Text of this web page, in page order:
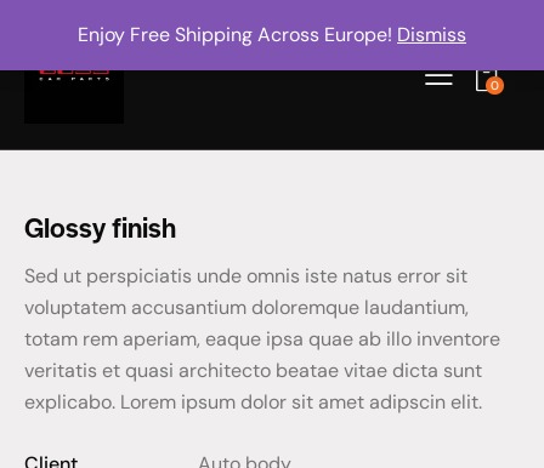
0
Glossy finish
Sed ut perspiciatis unde omnis iste natus error sit
voluptatem accusantium doloremque laudantium,
totam rem aperiam, eaque ipsa quae ab illo inventore
veritatis et quasi architecto beatae vitae dicta sunt
explicabo. Lorem ipsum dolor sit amet adipscin elit.
Enjoy Free Shipping Across Europe! Dismiss